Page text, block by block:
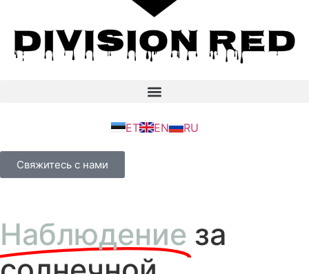
ET EN RU
Свяжитесь с нами
Наблюдение за